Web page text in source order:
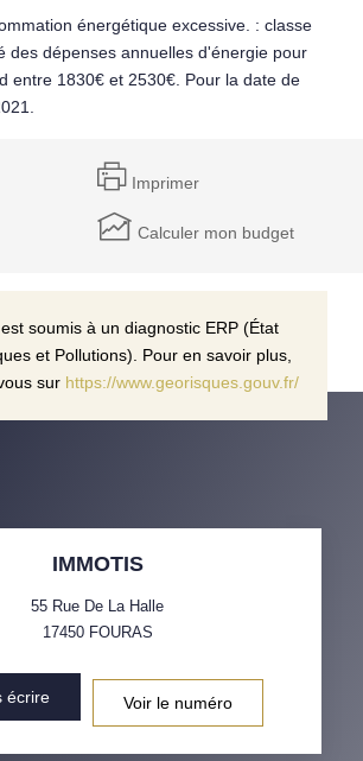
énergétique excessive. : classe
des dépenses annuelles d'énergie pour
entre 1830€ et 2530€. Pour la date de
Imprimer
Calculer mon budget
soumis à un diagnostic ERP (État
et Pollutions). Pour en savoir plus,
sur https://www.georisques.gouv.fr/
IMMOTIS
55 Rue De La Halle
17450 FOURAS
écrire Voir le numéro